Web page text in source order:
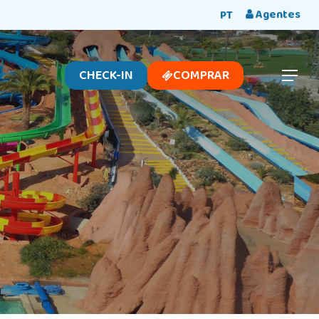
PT Agentes
CHECK-IN COMPRAR Menu
Menu